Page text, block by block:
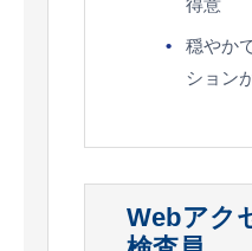
得意
穏やか
ション
Webアク